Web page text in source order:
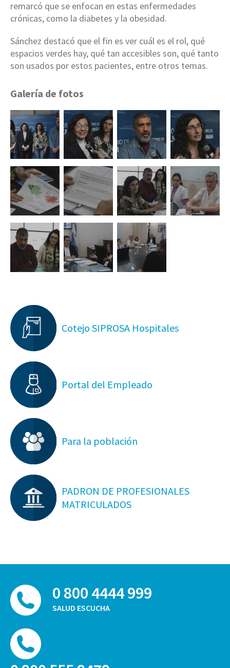
remarcó que se enfocan en estas enfermedades
crónicas, como la diabetes y la obesidad.
Sánchez destacó que el fin es ver cuál es el rol, qué
espacios verdes hay, qué tan accesibles son, qué tanto
son usados por estos pacientes, entre otros temas.
Galería de fotos
Cotejo SIPROSA Hospitales
Portal del Empleado
Para la población
PADRON DE PROFESIONALES
MATRICULADOS
0 800 4444 999
SALUD ESCUCHA